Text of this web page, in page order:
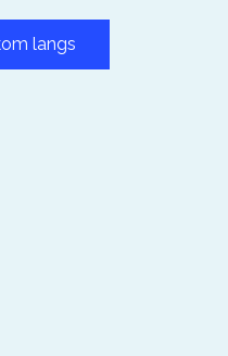
langs